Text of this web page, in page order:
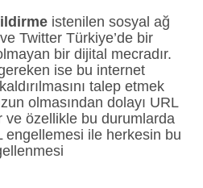
istenilen sosyal ağ
Twitter Türkiye’de bir
bir dijital mecradır.
ise bu internet
talep etmek
olmasından dolayı URL
özellikle bu durumlarda
engellemesi ile herkesin bu